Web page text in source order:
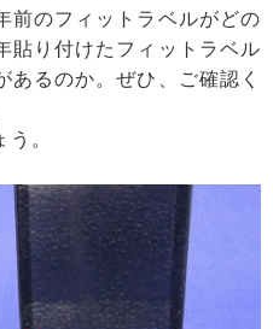
のフィットラベルがどの
貼り付けたフィットラベル
あるのか。ぜひ、ご確認く
。